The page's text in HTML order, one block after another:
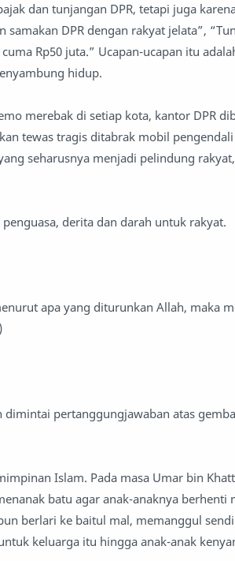
dan tunjangan DPR, tetapi juga
DPR dengan rakyat jelata”,
Rp50 juta.” Ucapan-ucapan itu
hidup.
merebak di setiap kota, kantor DPR
tewas tragis ditabrak mobil pengendali
seharusnya menjadi pelindung
derita dan darah untuk rakyat.
apa yang diturunkan Allah, maka
pertanggungjawaban atas
Islam. Pada masa Umar bin
batu agar anak-anaknya berhenti
berlari ke baitul mal, memanggul
keluarga itu hingga anak-anak